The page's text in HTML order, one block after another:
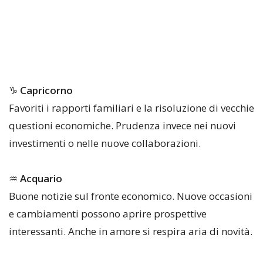
♑ Capricorno
Favoriti i rapporti familiari e la risoluzione di vecchie
questioni economiche. Prudenza invece nei nuovi
investimenti o nelle nuove collaborazioni.
♒ Acquario
Buone notizie sul fronte economico. Nuove occasioni
e cambiamenti possono aprire prospettive
interessanti. Anche in amore si respira aria di novità.